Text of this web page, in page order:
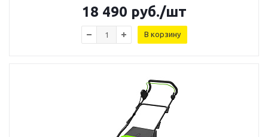
18 490 руб./шт
В корзину